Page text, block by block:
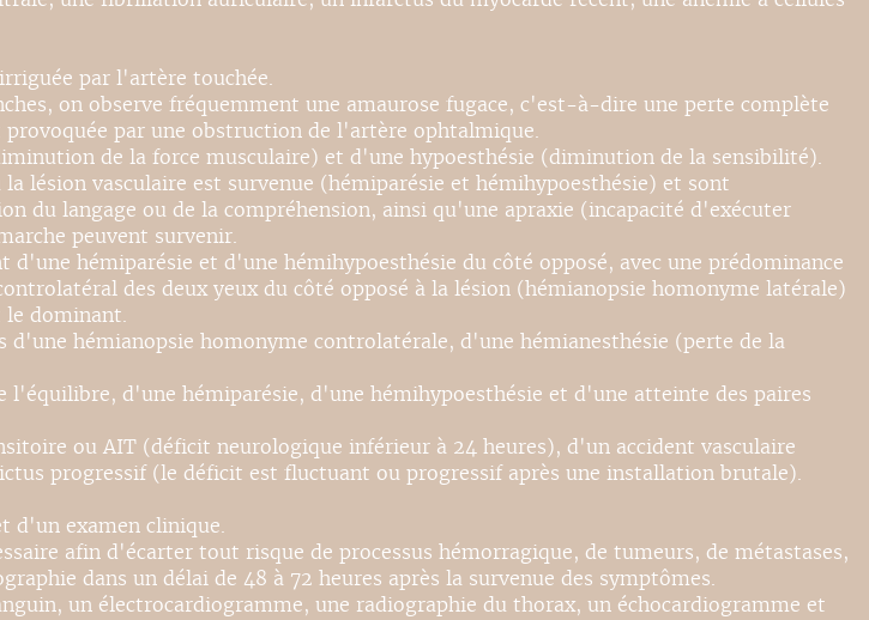
par l'artère touchée.
on observe fréquemment une amaurose fugace, c'est-à-dire une perte complète
par une obstruction de l'artère ophtalmique.
de la force musculaire) et d'une hypoesthésie (diminution de la sensibilité).
lésion vasculaire est survenue (hémiparésie et hémihypoesthésie) et sont
du langage ou de la compréhension, ainsi qu'une apraxie (incapacité d'exécuter
peuvent survenir.
hémiparésie et d'une hémihypoesthésie du côté opposé, avec une prédominance
des deux yeux du côté opposé à la lésion (hémianopsie homonyme latérale)
le dominant.
hémianopsie homonyme controlatérale, d'une hémianesthésie (perte de la
d'une hémiparésie, d'une hémihypoesthésie et d'une atteinte des paires
ou AIT (déficit neurologique inférieur à 24 heures), d'un accident vasculaire
progressif (le déficit est fluctuant ou progressif après une installation brutale).
d'un examen clinique.
afin d'écarter tout risque de processus hémorragique, de tumeurs, de métastases,
dans un délai de 48 à 72 heures après la survenue des symptômes.
un électrocardiogramme, une radiographie du thorax, un échocardiogramme et